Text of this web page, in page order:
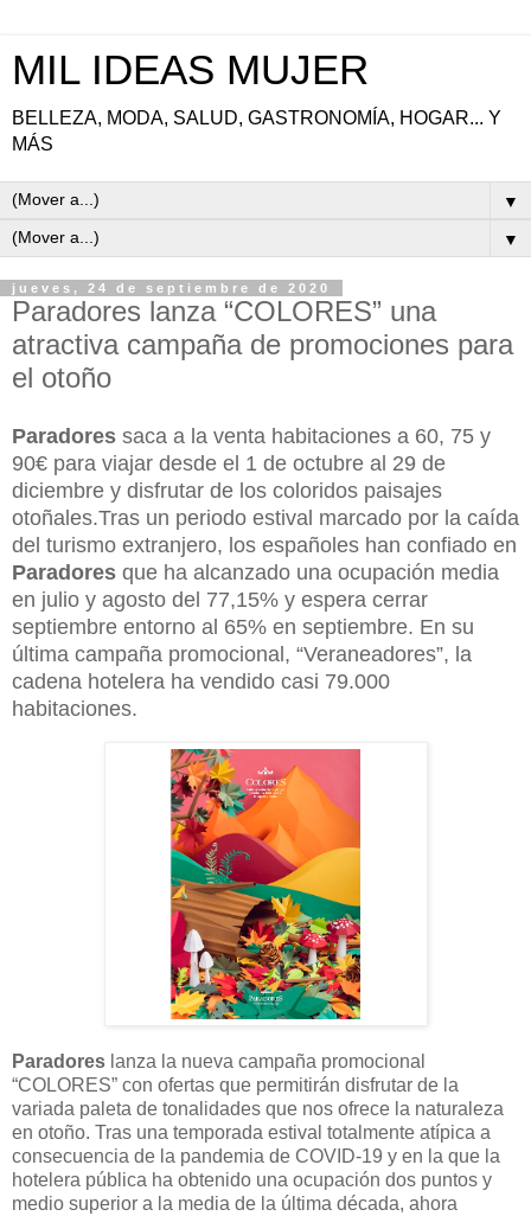
MIL IDEAS MUJER
BELLEZA, MODA, SALUD, GASTRONOMÍA, HOGAR... Y
MÁS
▼
▼
jueves, 24 de septiembre de 2020
Paradores lanza “COLORES” una
atractiva campaña de promociones para
el otoño
Paradores saca a la venta habitaciones a 60, 75 y
90€ para viajar desde el 1 de octubre al 29 de
diciembre y disfrutar de los coloridos paisajes
otoñales.Tras un periodo estival marcado por la caída
del turismo extranjero, los españoles han confiado en
Paradores que ha alcanzado una ocupación media
en julio y agosto del 77,15% y espera cerrar
septiembre entorno al 65% en septiembre. En su
última campaña promocional, “Veraneadores”, la
cadena hotelera ha vendido casi 79.000
habitaciones.
Paradores lanza la nueva campaña promocional
“COLORES” con ofertas que permitirán disfrutar de la
variada paleta de tonalidades que nos ofrece la naturaleza
en otoño. Tras una temporada estival totalmente atípica a
consecuencia de la pandemia de COVID-19 y en la que la
hotelera pública ha obtenido una ocupación dos puntos y
medio superior a la media de la última década, ahora